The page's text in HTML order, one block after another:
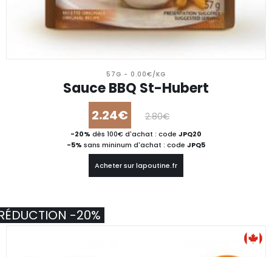
57G - 0.00€/KG
Sauce BBQ St-Hubert
2.24€ 2.80€
-20% dès 100€ d'achat : code JPQ20
-5% sans mininum d'achat : code JPQ5
Acheter sur lapoutine.fr
-20%